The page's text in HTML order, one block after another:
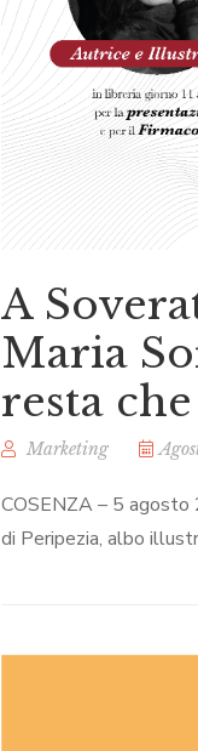
A
Maria
resta
Marketing
COSENZA – 5 agosto
di Peripezia, albo